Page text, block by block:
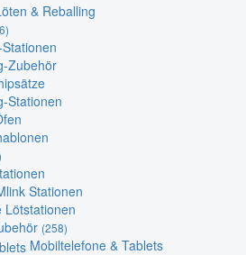
& Reballing
Zubehör
Stationen
Stationen
Lötstationen
(258)
Mobiltelefone & Tablets